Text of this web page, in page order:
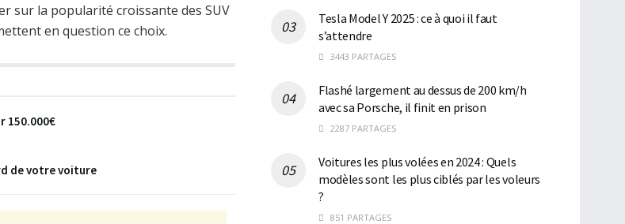
sur la popularité croissante des SUV
en question ce choix.
150.000€
de votre voiture
Tesla Model Y 2025 : ce à quoi il faut
s’attendre
3443 PARTAGES
Flashé largement au dessus de 200 km/h
avec sa Porsche, il finit en prison
2287 PARTAGES
Voitures les plus volées en 2024 : Quels
modèles sont les plus ciblés par les voleurs
?
851 PARTAGES